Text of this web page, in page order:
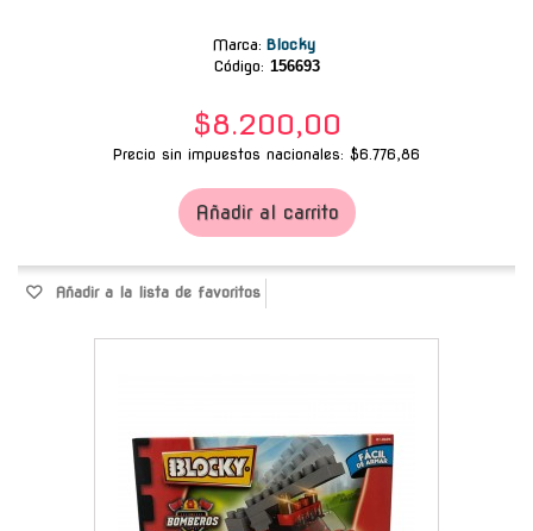
Marca: Blocky
Código: 156693
$8.200,00
Precio sin impuestos nacionales: $6.776,86
Añadir al carrito
Añadir a la lista de favoritos